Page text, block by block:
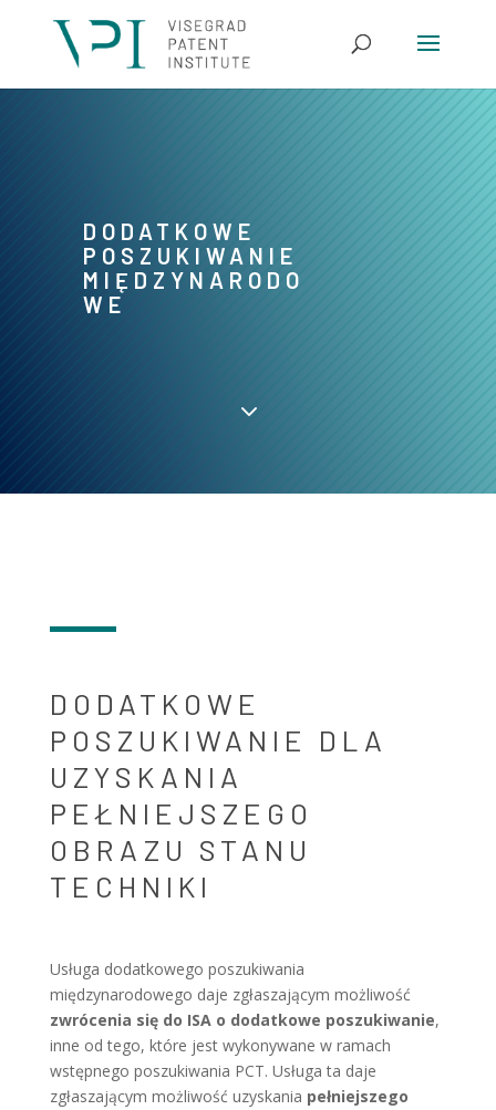
DODATKOWE
POSZUKIWANIE
MIĘDZYNARODO
WE
3
DODATKOWE
POSZUKIWANIE DLA
UZYSKANIA
PEŁNIEJSZEGO
OBRAZU STANU
TECHNIKI
Usługa dodatkowego poszukiwania
międzynarodowego daje zgłaszającym możliwość
zwrócenia się do ISA o dodatkowe poszukiwanie,
inne od tego, które jest wykonywane w ramach
wstępnego poszukiwania PCT. Usługa ta daje
zgłaszającym możliwość uzyskania pełniejszego